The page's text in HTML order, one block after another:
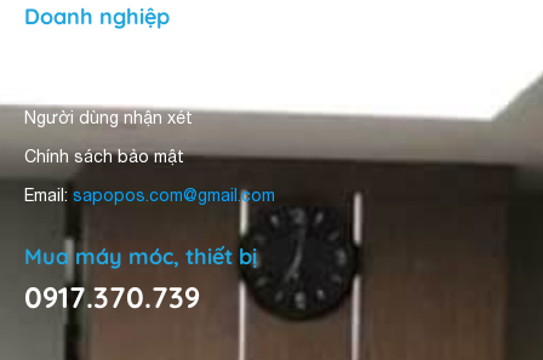
Doanh nghiệp
Người dùng nhận xét
Chính sách bảo mật
Email: sapopos.com@gmail.com
Mua máy móc, thiết bị
0917.370.739